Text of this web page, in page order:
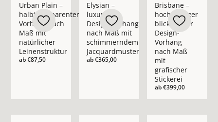
Urban Plain –
halbtransparenter
Vorhang nach
Maß mit
natürlicher
Leinenstruktur
ab€87,50
Elysian –
luxuriöser
Design-Vorhang
nach Maß mit
schimmerndem
Jacquardmuster
ab€365,00
Brisbane –
hochwertiger
blickdichter
Design-
Vorhang
nach Maß
mit
grafischer
Stickerei
ab€399,00